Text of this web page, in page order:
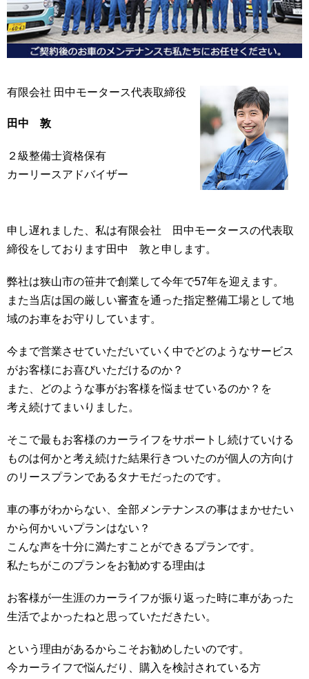
有限会社 田中モータース代表取締役
田中 敦
２級整備士資格保有
カーリースアドバイザー
申し遅れました、私は有限会社 田中モータースの代表取
締役をしております田中 敦と申します。
弊社は狭山市の笹井で創業して今年で57年を迎えます。
また当店は国の厳しい審査を通った指定整備工場として地
域のお車をお守りしています。
今まで営業させていただいていく中でどのようなサービス
がお客様にお喜びいただけるのか？
また、どのような事がお客様を悩ませているのか？を
考え続けてまいりました。
そこで最もお客様のカーライフをサポートし続けていける
ものは何かと考え続けた結果行きついたのが個人の方向け
のリースプランであるタナモだったのです。
車の事がわからない、全部メンテナンスの事はまかせたい
から何かいいプランはない？
こんな声を十分に満たすことができるプランです。
私たちがこのプランをお勧めする理由は
お客様が一生涯のカーライフが振り返った時に車があった
生活でよかったねと思っていただきたい。
という理由があるからこそお勧めしたいのです。
今カーライフで悩んだり、購入を検討されている方